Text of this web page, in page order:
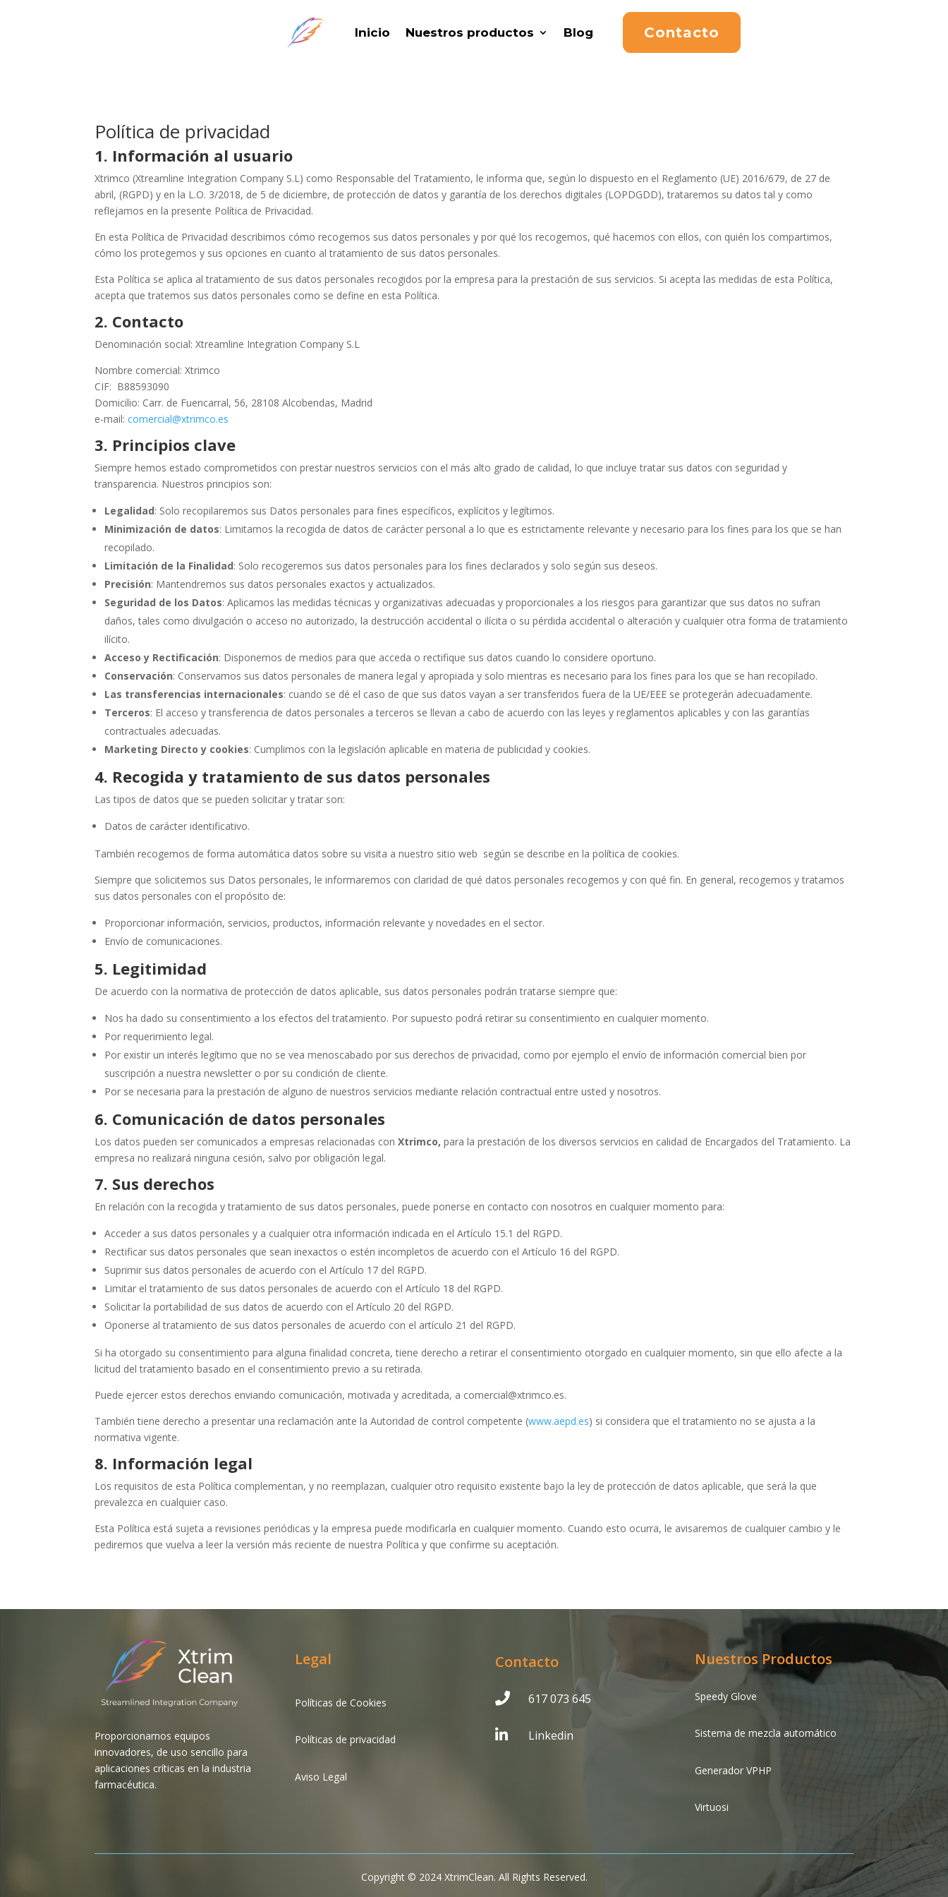
Inicio Nuestros productos Blog Contacto
Política de privacidad
1. Información al usuario
Xtrimco (Xtreamline Integration Company S.L) como Responsable del Tratamiento, le informa que, según lo dispuesto en el Reglamento (UE) 2016/679, de 27 de
abril, (RGPD) y en la L.O. 3/2018, de 5 de diciembre, de protección de datos y garantía de los derechos digitales (LOPDGDD), trataremos su datos tal y como
reflejamos en la presente Política de Privacidad.
En esta Política de Privacidad describimos cómo recogemos sus datos personales y por qué los recogemos, qué hacemos con ellos, con quién los compartimos,
cómo los protegemos y sus opciones en cuanto al tratamiento de sus datos personales.
Esta Política se aplica al tratamiento de sus datos personales recogidos por la empresa para la prestación de sus servicios. Si acepta las medidas de esta Política,
acepta que tratemos sus datos personales como se define en esta Política.
2. Contacto
Denominación social: Xtreamline Integration Company S.L
Nombre comercial: Xtrimco
CIF: B88593090
Domicilio: Carr. de Fuencarral, 56, 28108 Alcobendas, Madrid
e-mail:comercial@xtrimco.es
3. Principios clave
Siempre hemos estado comprometidos con prestar nuestros servicios con el más alto grado de calidad, lo que incluye tratar sus datos con seguridad y
transparencia. Nuestros principios son:
Legalidad: Solo recopilaremos sus Datos personales para fines específicos, explícitos y legítimos.
Minimización de datos: Limitamos la recogida de datos de carácter personal a lo que es estrictamente relevante y necesario para los fines para los que se han
recopilado.
Limitación de la Finalidad: Solo recogeremos sus datos personales para los fines declarados y solo según sus deseos.
Precisión: Mantendremos sus datos personales exactos y actualizados.
Seguridad de los Datos: Aplicamos las medidas técnicas y organizativas adecuadas y proporcionales a los riesgos para garantizar que sus datos no sufran
daños, tales como divulgación o acceso no autorizado, la destrucción accidental o ilícita o su pérdida accidental o alteración y cualquier otra forma de tratamiento
ilícito.
Acceso y Rectificación: Disponemos de medios para que acceda o rectifique sus datos cuando lo considere oportuno.
Conservación: Conservamos sus datos personales de manera legal y apropiada y solo mientras es necesario para los fines para los que se han recopilado.
Las transferencias internacionales: cuando se dé el caso de que sus datos vayan a ser transferidos fuera de la UE/EEE se protegerán adecuadamente.
Terceros: El acceso y transferencia de datos personales a terceros se llevan a cabo de acuerdo con las leyes y reglamentos aplicables y con las garantías
contractuales adecuadas.
Marketing Directo y cookies: Cumplimos con la legislación aplicable en materia de publicidad y cookies.
4. Recogida y tratamiento de sus datos personales
Las tipos de datos que se pueden solicitar y tratar son:
Datos de carácter identificativo.
También recogemos de forma automática datos sobre su visita a nuestro sitio web según se describe en la política de cookies.
Siempre que solicitemos sus Datos personales, le informaremos con claridad de qué datos personales recogemos y con qué fin. En general, recogemos y tratamos
sus datos personales con el propósito de:
Proporcionar información, servicios, productos, información relevante y novedades en el sector.
Envío de comunicaciones.
5. Legitimidad
De acuerdo con la normativa de protección de datos aplicable, sus datos personales podrán tratarse siempre que:
Nos ha dado su consentimiento a los efectos del tratamiento. Por supuesto podrá retirar su consentimiento en cualquier momento.
Por requerimiento legal.
Por existir un interés legítimo que no se vea menoscabado por sus derechos de privacidad, como por ejemplo el envío de información comercial bien por
suscripción a nuestra newsletter o por su condición de cliente.
Por se necesaria para la prestación de alguno de nuestros servicios mediante relación contractual entre usted y nosotros.
6. Comunicación de datos personales
Los datos pueden ser comunicados a empresas relacionadas conXtrimco,para la prestación de los diversos servicios en calidad de Encargados del Tratamiento. La
empresa no realizará ninguna cesión, salvo por obligación legal.
7. Sus derechos
En relación con la recogida y tratamiento de sus datos personales, puede ponerse en contacto con nosotros en cualquier momento para:
Acceder a sus datos personales y a cualquier otra información indicada en el Artículo 15.1 del RGPD.
Rectificar sus datos personales que sean inexactos o estén incompletos de acuerdo con el Artículo 16 del RGPD.
Suprimir sus datos personales de acuerdo con el Artículo 17 del RGPD.
Limitar el tratamiento de sus datos personales de acuerdo con el Artículo 18 del RGPD.
Solicitar la portabilidad de sus datos de acuerdo con el Artículo 20 del RGPD.
Oponerse al tratamiento de sus datos personales de acuerdo con el artículo 21 del RGPD.
Si ha otorgado su consentimiento para alguna finalidad concreta, tiene derecho a retirar el consentimiento otorgado en cualquier momento, sin que ello afecte a la
licitud del tratamiento basado en el consentimiento previo a su retirada.
Puede ejercer estos derechos enviando comunicación, motivada y acreditada, a comercial@xtrimco.es.
También tiene derecho a presentar una reclamación ante la Autoridad de control competente (www.aepd.es) si considera que el tratamiento no se ajusta a la
normativa vigente.
8. Información legal
Los requisitos de esta Política complementan, y no reemplazan, cualquier otro requisito existente bajo la ley de protección de datos aplicable, que será la que
prevalezca en cualquier caso.
Esta Política está sujeta a revisiones periódicas y la empresa puede modificarla en cualquier momento. Cuando esto ocurra, le avisaremos de cualquier cambio y le
pediremos que vuelva a leer la versión más reciente de nuestra Política y que confirme su aceptación.
Proporcionamos equipos
innovadores, de uso sencillo para
aplicaciones críticas en la industria
farmacéutica.
Legal
Políticas de Cookies
Políticas de privacidad
Aviso Legal
Contacto
 617 073 645
 Linkedin
Nuestros Productos
Speedy Glove
Sistema de mezcla automático
Generador VPHP
Virtuosi
Copyright © 2024 XtrimClean. All Rights Reserved.